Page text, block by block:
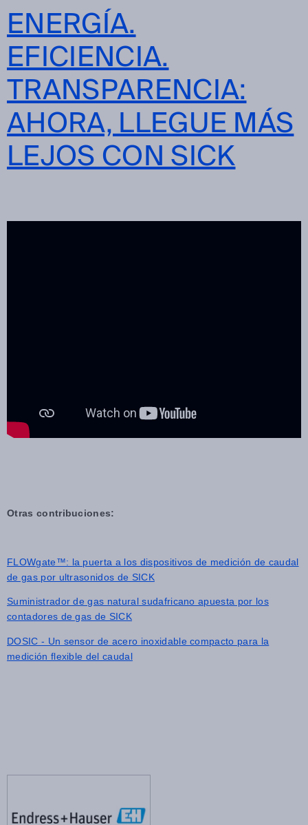
ENERGÍA.
EFICIENCIA.
TRANSPARENCIA:
AHORA, LLEGUE MÁS
LEJOS CON SICK
Otras contribuciones:
FLOWgate™: la puerta a los dispositivos de medición de caudal
de gas por ultrasonidos de SICK
Suministrador de gas natural sudafricano apuesta por los
contadores de gas de SICK
DOSIC - Un sensor de acero inoxidable compacto para la
medición flexible del caudal